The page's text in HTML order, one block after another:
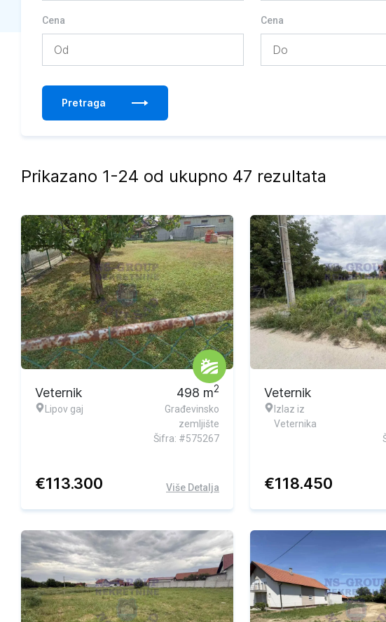
Cena Cena
Pretraga
Prikazano 1-24 od ukupno 47 rezultata
Veternik
Lipov gaj
498 m2
Građevinsko
zemljište
Šifra: #575267
€113.300 Više Detalja
Veternik
Izlaz iz
Veternika
€118.450